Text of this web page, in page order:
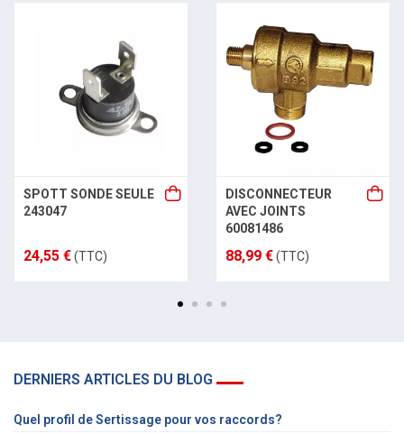
SPOTT SONDE SEULE
243047
24,55 €(TTC)
DISCONNECTEUR
AVEC JOINTS
60081486
88,99 €(TTC)
DERNIERS ARTICLES DU BLOG
Quel profil de Sertissage pour vos raccords?